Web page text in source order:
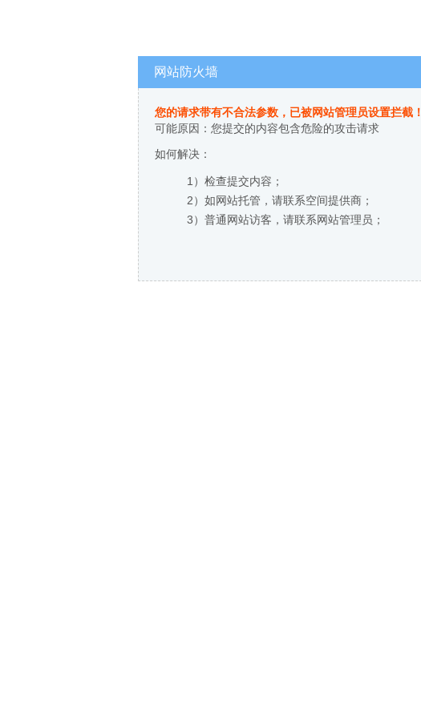
网站防火墙
您的请求带有不合法参数，已被网站管理员设置拦截！
可能原因：您提交的内容包含危险的攻击请求
如何解决：
1）检查提交内容；
2）如网站托管，请联系空间提供商；
3）普通网站访客，请联系网站管理员；